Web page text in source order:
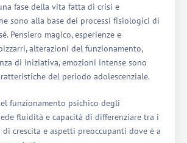
una fase della vita fatta di crisi e
sono alla base dei processi fisiologici di
Pensiero magico, esperienze e
alterazioni del funzionamento,
di iniziativa, emozioni intense sono
del periodo adolescenziale.
funzionamento psichico degli
fluidità e capacità di differenziare tra i
di crescita e aspetti preoccupanti dove è a